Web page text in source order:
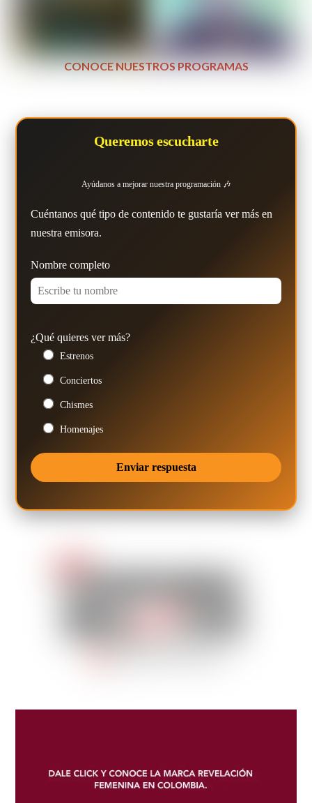
CONOCE NUESTROS PROGRAMAS
Queremos escucharte
Ayúdanos a mejorar nuestra programación 🎶
Cuéntanos qué tipo de contenido te gustaría ver más en
nuestra emisora.
Nombre completo
¿Qué quieres ver más?
Estrenos
Conciertos
Chismes
Homenajes